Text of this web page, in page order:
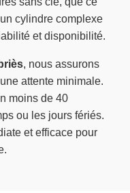
cylindre complexe
et disponibilité.
, nous assurons
attente minimale.
moins de 40
ou les jours fériés.
et efficace pour